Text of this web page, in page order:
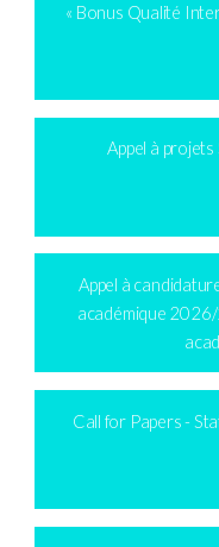
« Bonus Qualité
Appel à
Appel à
académique
Call for Papers -